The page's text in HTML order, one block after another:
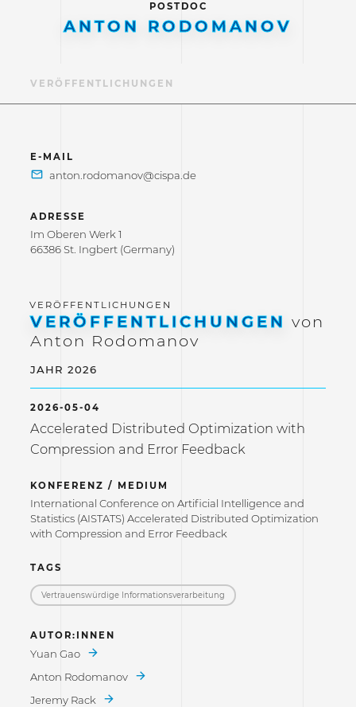
POSTDOC
ANTON RODOMANOV
VERÖFFENTLICHUNGEN
E-MAIL
ADRESSE
Im Oberen Werk 1
66386 St. Ingbert (Germany)
VERÖFFENTLICHUNGEN von
Anton Rodomanov
JAHR 2026
2026-05-04
Accelerated Distributed Optimization with
Compression and Error Feedback
KONFERENZ / MEDIUM
International Conference on Artificial Intelligence and
Statistics (AISTATS) Accelerated Distributed Optimization
with Compression and Error Feedback
TAGS
Vertrauenswürdige Informations­verarbeitung
AUTOR:INNEN
Yuan Gao
Anton Rodomanov
Jeremy Rack